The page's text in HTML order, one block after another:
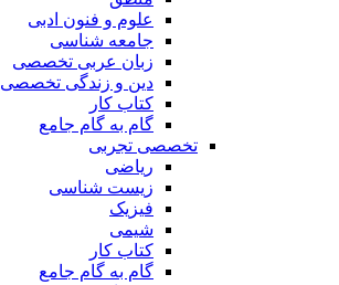
علوم و فنون ادبی
جامعه شناسی
زبان عربی تخصصی
دین و زندگی تخصصی
کتاب کار
گام به گام جامع
تخصصی تجربی
ریاضی
زیست شناسی
فیزیک
شیمی
کتاب کار
گام به گام جامع